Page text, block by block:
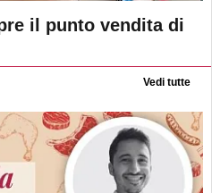
il punto vendita di
Vedi tutte